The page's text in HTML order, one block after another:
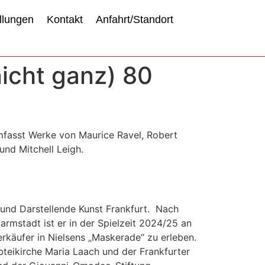
Kontakt Anfahrt/Standort
ganz) 80
Werke von Maurice Ravel, Robert
Mitchell Leigh.
Darstellende Kunst Frankfurt. Nach
ist er in der Spielzeit 2024/25 an
in Nielsens „Maskerade“ zu erleben.
Maria Laach und der Frankfurter